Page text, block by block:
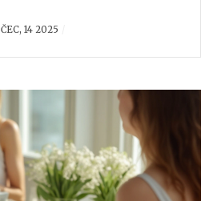
ČEC, 14 2025